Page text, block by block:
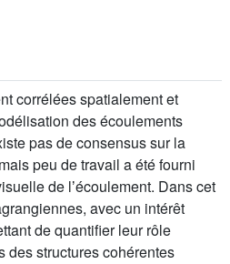
corrélées spatialement et
des écoulements
pas de consensus sur la
peu de travail a été fourni
de lʼécoulement. Dans cet
avec un intérêt
de quantifier leur rôle
des structures cohérentes